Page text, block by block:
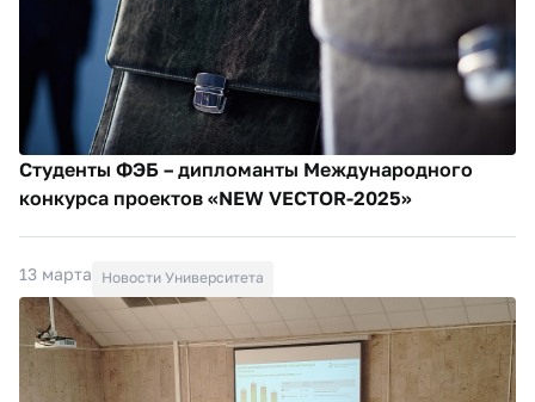
Студенты ФЭБ – дипломанты Международного
конкурса проектов «NEW VECTOR-2025»
13 марта Новости Университета